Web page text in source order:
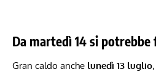
Da martedì 14 si potrebbe
Gran caldo anche lunedì 13 luglio